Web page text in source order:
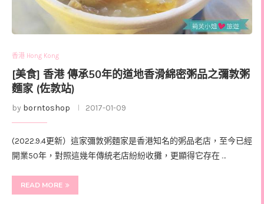
香港 Hong Kong
[美食] 香港 傳承50年的道地香滑綿密粥品之彌敦粥
麵家 (佐敦站)
by borntoshop 2017-01-09
(2022.9.4更新）這家彌敦粥麵家是香港知名的粥品老店，至今已經
開業50年，對照這幾年傳統老店紛紛收攤，更顯得它存在 …
READ MORE